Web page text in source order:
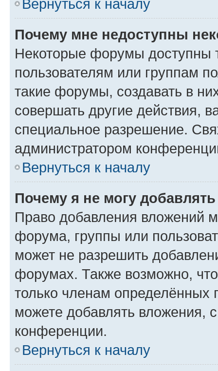
Вернуться к началу
Почему мне недоступны
Некоторые форумы доступны
пользователям или группам
такие форумы, создавать в
совершать другие действия,
специальное разрешение.
администратором
Вернуться к началу
Почему я не могу
Право добавления вложений
форума, группы или
может не разрешить
форумах. Также возможно,
только членам определённых
можете добавлять вложения,
конференции.
Вернуться к началу